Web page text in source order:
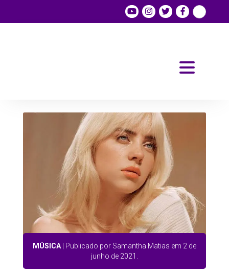
MÚSICA| Publicado por Samantha Matias em 2 de
junho de 2021.